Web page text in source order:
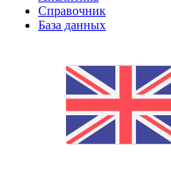
Справочник
База данных